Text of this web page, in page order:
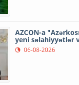
AZCON-a
yeni səlahiyyətlər
06-08-2026